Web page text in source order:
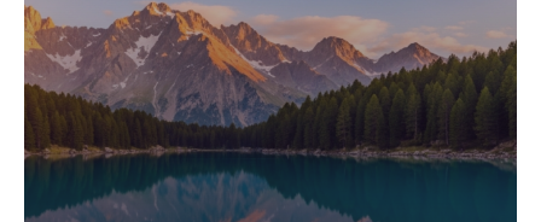
14 avril 2026